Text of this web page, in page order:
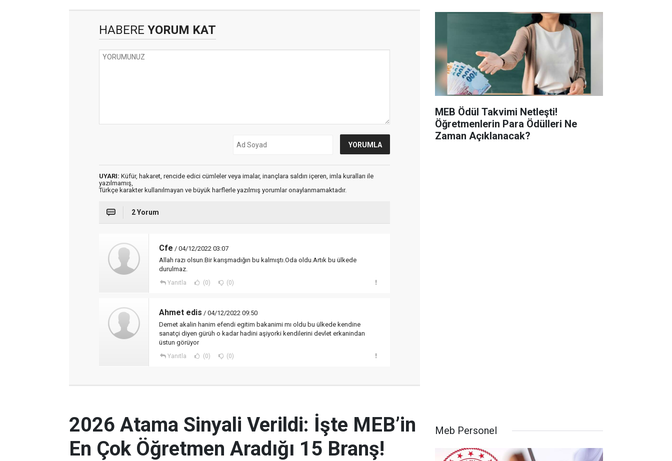
HABERE YORUM KAT
UYARI: Küfür, hakaret, rencide edici cümleler veya imalar, inançlara saldırı içeren, imla kuralları ile
yazılmamış,
Türkçe karakter kullanılmayan ve büyük harflerle yazılmış yorumlar onaylanmamaktadır.
2 Yorum
Cfe / 04/12/2022 03:07
Allah razı olsun.Bir karışmadığın bu kalmıştı.Oda oldu.Artık bu ülkede
durulmaz.
Yanıtla (0) (0)
Ahmet edis / 04/12/2022 09:50
Demet akalin hanim efendi egitim bakanimi mı oldu bu ülkede kendine
sanatçi diyen gürüh o kadar hadini aşiyorki kendilerini devlet erkanindan
üstun görüyor
Yanıtla (0) (0)
MEB Ödül Takvimi Netleşti!
Öğretmenlerin Para Ödülleri Ne
Zaman Açıklanacak?
2026 Atama Sinyali Verildi: İşte MEB’in
En Çok Öğretmen Aradığı 15 Branş!
Meb Personel